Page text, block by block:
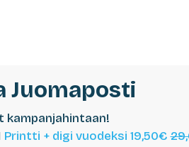
Juomaposti
kampanjahintaan!
Printti + digi vuodeksi 19,50€